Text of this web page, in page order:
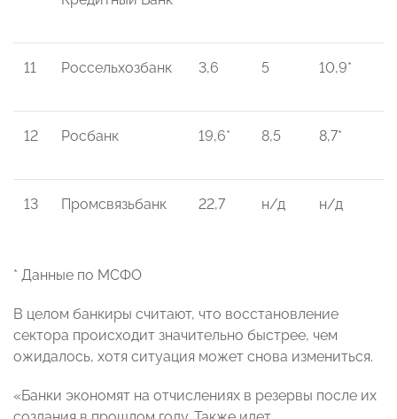
11 Россельхозбанк 3,6 5 10,9*
12 Росбанк 19,6* 8,5 8,7*
13 Промсвязьбанк 22,7 н/д н/д
* Данные по МСФО
В целом банкиры считают, что восстановление
сектора происходит значительно быстрее, чем
ожидалось, хотя ситуация может снова измениться.
«Банки экономят на отчислениях в резервы после их